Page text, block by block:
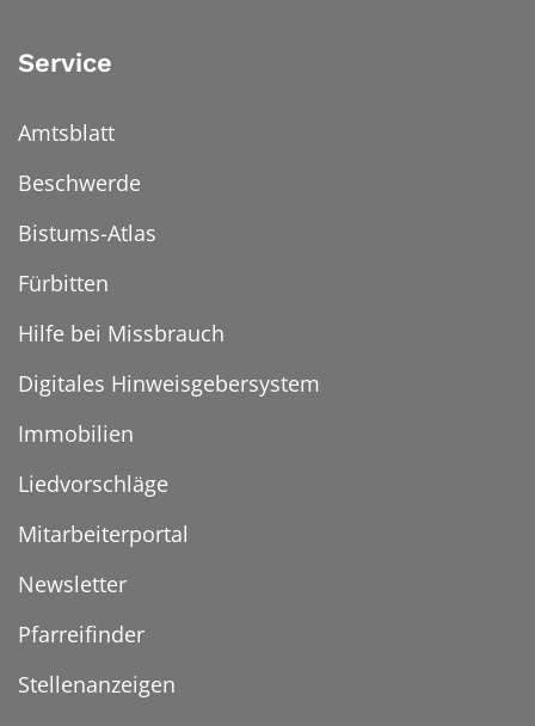
Service
Amtsblatt
Beschwerde
Bistums-Atlas
Fürbitten
Hilfe bei Missbrauch
Digitales Hinweisgebersystem
Immobilien
Liedvorschläge
Mitarbeiterportal
Newsletter
Pfarreifinder
Stellenanzeigen